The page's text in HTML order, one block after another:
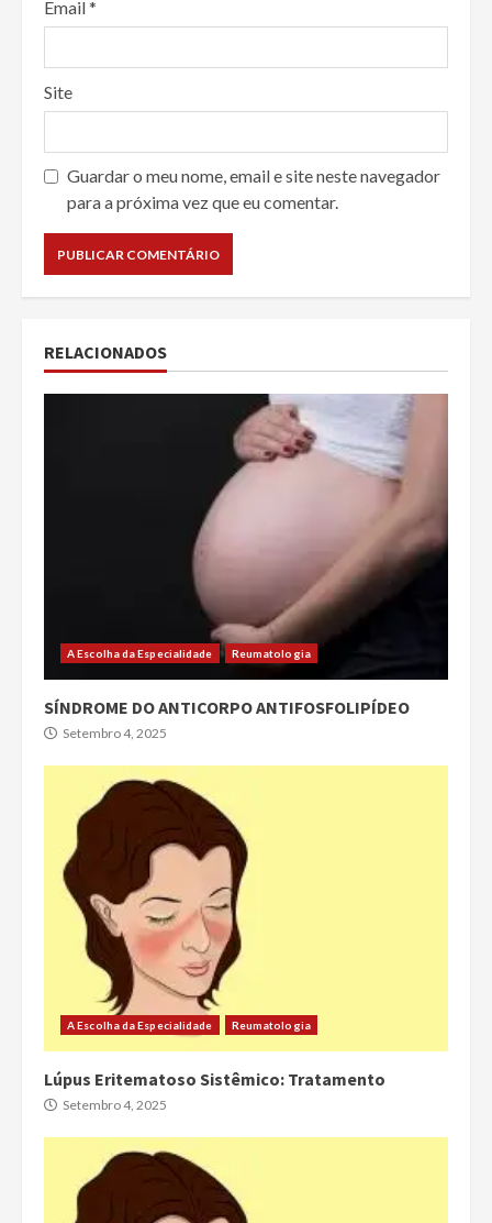
Email*
Site
Guardar o meu nome, email e site neste navegador
para a próxima vez que eu comentar.
RELACIONADOS
A Escolha da Especialidade Reumatologia
SÍNDROME DO ANTICORPO ANTIFOSFOLIPÍDEO
Setembro 4, 2025
A Escolha da Especialidade Reumatologia
Lúpus Eritematoso Sistêmico: Tratamento
Setembro 4, 2025